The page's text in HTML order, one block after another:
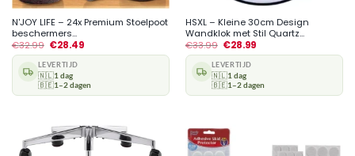
N'JOY LIFE – 24x Premium Stoelpoot
beschermers...
€32.99 €28.49
LEVERTIJD
🇳🇱1 dag
🇧🇪1–2 dagen
HSXL – Kleine 30cm Design
Wandklok met Stil Quartz...
€33.99 €28.99
LEVERTIJD
🇳🇱1 dag
🇧🇪1–2 dagen